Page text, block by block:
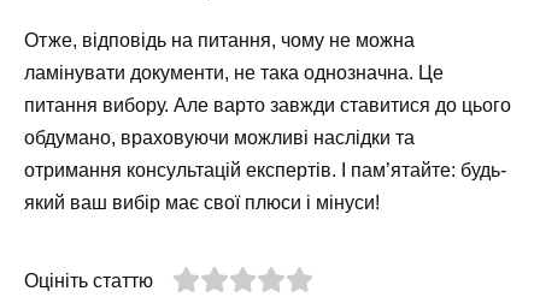
Отже, відповідь на питання, чому не можна
ламінувати документи, не така однозначна. Це
питання вибору. Але варто завжди ставитися до цього
обдумано, враховуючи можливі наслідки та
отримання консультацій експертів. І пам’ятайте: будь-
який ваш вибір має свої плюси і мінуси!
Оцініть статтю